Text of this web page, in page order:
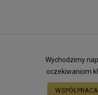
Wychodzimy
oczekiwaniom